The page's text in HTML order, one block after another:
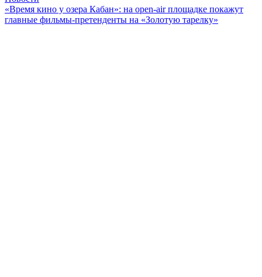
«Время кино у озера Кабан»: на open-air площадке покажут
главные фильмы-претенденты на «Золотую тарелку»